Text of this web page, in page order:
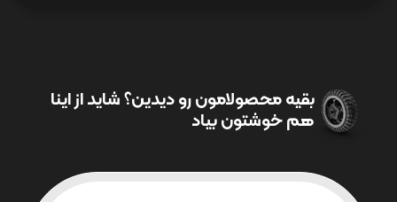
بقیه محصولامون رو دیدین؟ شاید از اینا
هم خوشتون بیاد